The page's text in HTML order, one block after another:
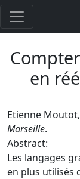
en
Etienne Moutot,
Marseille.
Abstract:
Les langages
en plus utilisés